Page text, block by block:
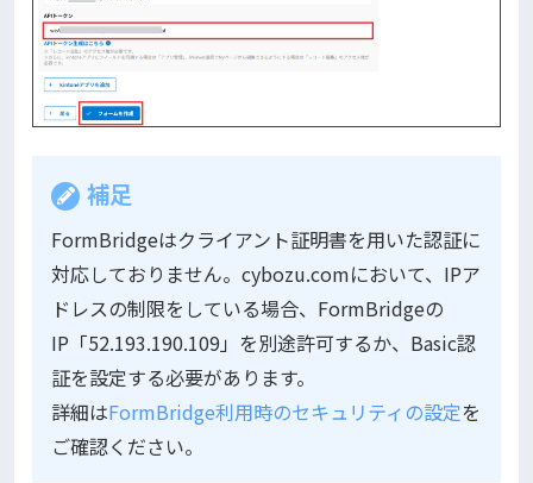
補足
FormBridgeはクライアント証明書を用いた認証に
対応しておりません。cybozu.comにおいて、IPア
ドレスの制限をしている場合、FormBridgeの
IP「52.193.190.109」を別途許可するか、Basic認
証を設定する必要があります。
詳細はFormBridge利用時のセキュリティの設定を
ご確認ください。